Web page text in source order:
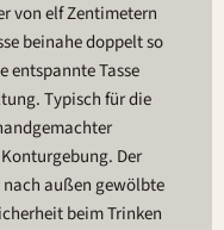
von elf Zentimetern
beinahe doppelt so
entspannte Tasse
Typisch für die
Der
außen gewölbte
beim Trinken